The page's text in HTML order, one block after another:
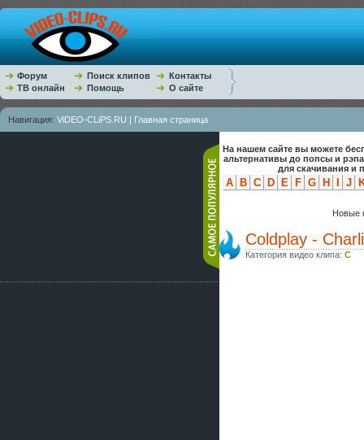
Форум Поиск клипов
Контакты
ТВ онлайн
Помощь О сайте
Навигация: ViDEO-CLiPS.RU | Главная страница
На нашем сайте вы можете
альтернативы до попсы и
для скачивания и
A B C D E F G H J
Новые
Coldplay -
Категория видео клипа: C